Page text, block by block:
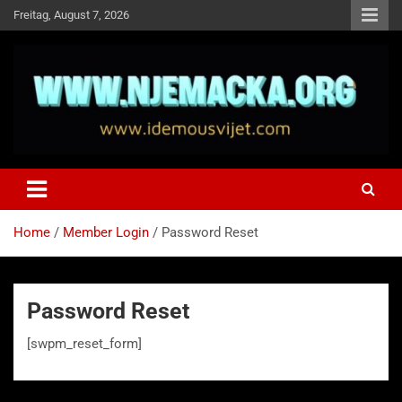
Skip
to
Freitag, August 7, 2026
Idemo u Svijet-Njemacka!
Home Member Login Password Reset
Password Reset
[swpm_reset_form]